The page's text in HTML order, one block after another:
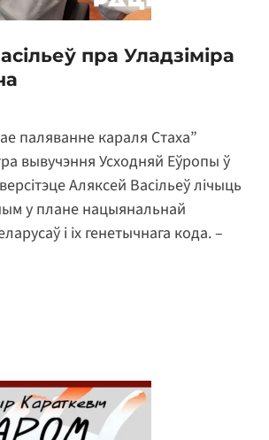
пра Уладзіміра
паляванне караля Стаха”
вывучэння Усходняй Еўропы ў
Аляксей Васільеў лічыць
у плане нацыянальнай
і іх генетычнага кода. –